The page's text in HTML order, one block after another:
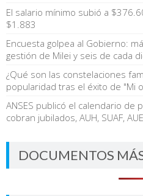
El salario mínimo subió a
$1.883
Encuesta golpea al Gobierno:
gestión de Milei y seis de cada
¿Qué son las constelaciones
popularidad tras el éxito de "Mi
ANSES publicó el calendario de
cobran jubilados, AUH, SUAF,
DOCUMENTOS